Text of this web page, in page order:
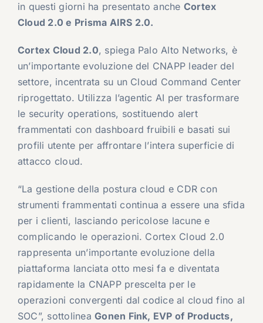
in questi giorni ha presentato anche Cortex
Cloud 2.0 e Prisma AIRS 2.0.
Cortex Cloud 2.0, spiega Palo Alto Networks, è
un’importante evoluzione del CNAPP leader del
settore, incentrata su un Cloud Command Center
riprogettato. Utilizza l’agentic AI per trasformare
le security operations, sostituendo alert
frammentati con dashboard fruibili e basati sui
profili utente per affrontare l’intera superficie di
attacco cloud.
“La gestione della postura cloud e CDR con
strumenti frammentati continua a essere una sfida
per i clienti, lasciando pericolose lacune e
complicando le operazioni. Cortex Cloud 2.0
rappresenta un’importante evoluzione della
piattaforma lanciata otto mesi fa e diventata
rapidamente la CNAPP prescelta per le
operazioni convergenti dal codice al cloud fino al
SOC”, sottolineaGonen Fink, EVP of Products,